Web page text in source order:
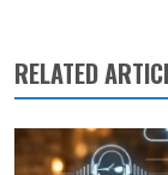
RELATED